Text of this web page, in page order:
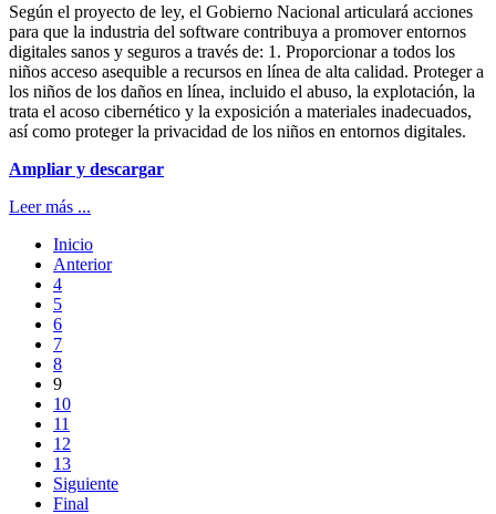
Según el proyecto de ley, el Gobierno Nacional articulará acciones
para que la industria del software contribuya a promover entornos
digitales sanos y seguros a través de: 1. Proporcionar a todos los
niños acceso asequible a recursos en línea de alta calidad. Proteger a
los niños de los daños en línea, incluido el abuso, la explotación, la
trata el acoso cibernético y la exposición a materiales inadecuados,
así como proteger la privacidad de los niños en entornos digitales.
Ampliar y descargar
Leer más ...
Inicio
Anterior
4
5
6
7
8
9
10
11
12
13
Siguiente
Final